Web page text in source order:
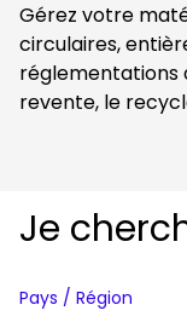
Gérez votre
circulaires,
réglementations
revente, le
Je
Pays / Région